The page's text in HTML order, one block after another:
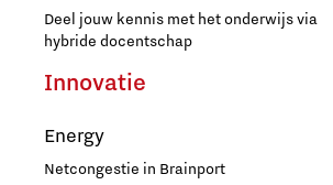
Deel jouw kennis met het onderwijs via
hybride docentschap
Innovatie
Energy
Netcongestie in Brainport